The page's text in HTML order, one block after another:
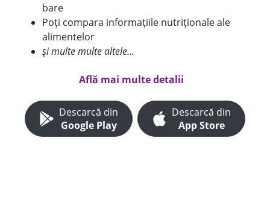
bare
Poți compara informațiile nutriționale ale
alimentelor
și multe multe altele...
Află mai multe detalii
Descarcă din
Google Play
Descarcă din
App Store